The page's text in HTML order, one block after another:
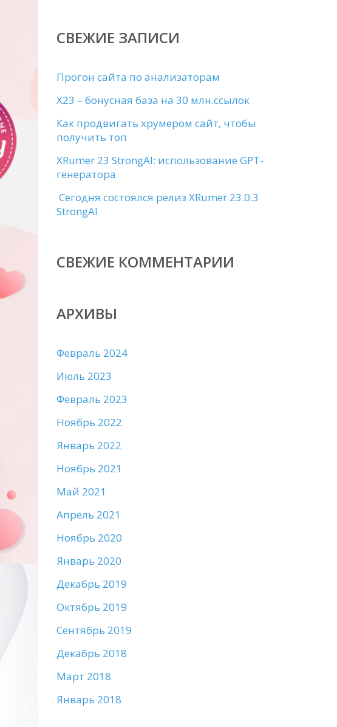
СВЕЖИЕ ЗАПИСИ
Прогон сайта по анализаторам
X23 – бонусная база на 30 млн.ссылок
Как продвигать хрумером сайт, чтобы
получить топ
XRumer 23 StrongAI: использование GPT-
генератора
Сегодня состоялся релиз XRumer 23.0.3
StrongAI
СВЕЖИЕ КОММЕНТАРИИ
АРХИВЫ
Февраль 2024
Июль 2023
Февраль 2023
Ноябрь 2022
Январь 2022
Ноябрь 2021
Май 2021
Апрель 2021
Ноябрь 2020
Январь 2020
Декабрь 2019
Октябрь 2019
Сентябрь 2019
Декабрь 2018
Март 2018
Январь 2018